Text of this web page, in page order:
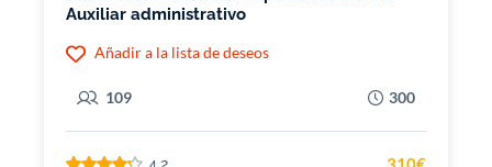
Auxiliar administrativo
Añadir a la lista de deseos
109 300
4.2